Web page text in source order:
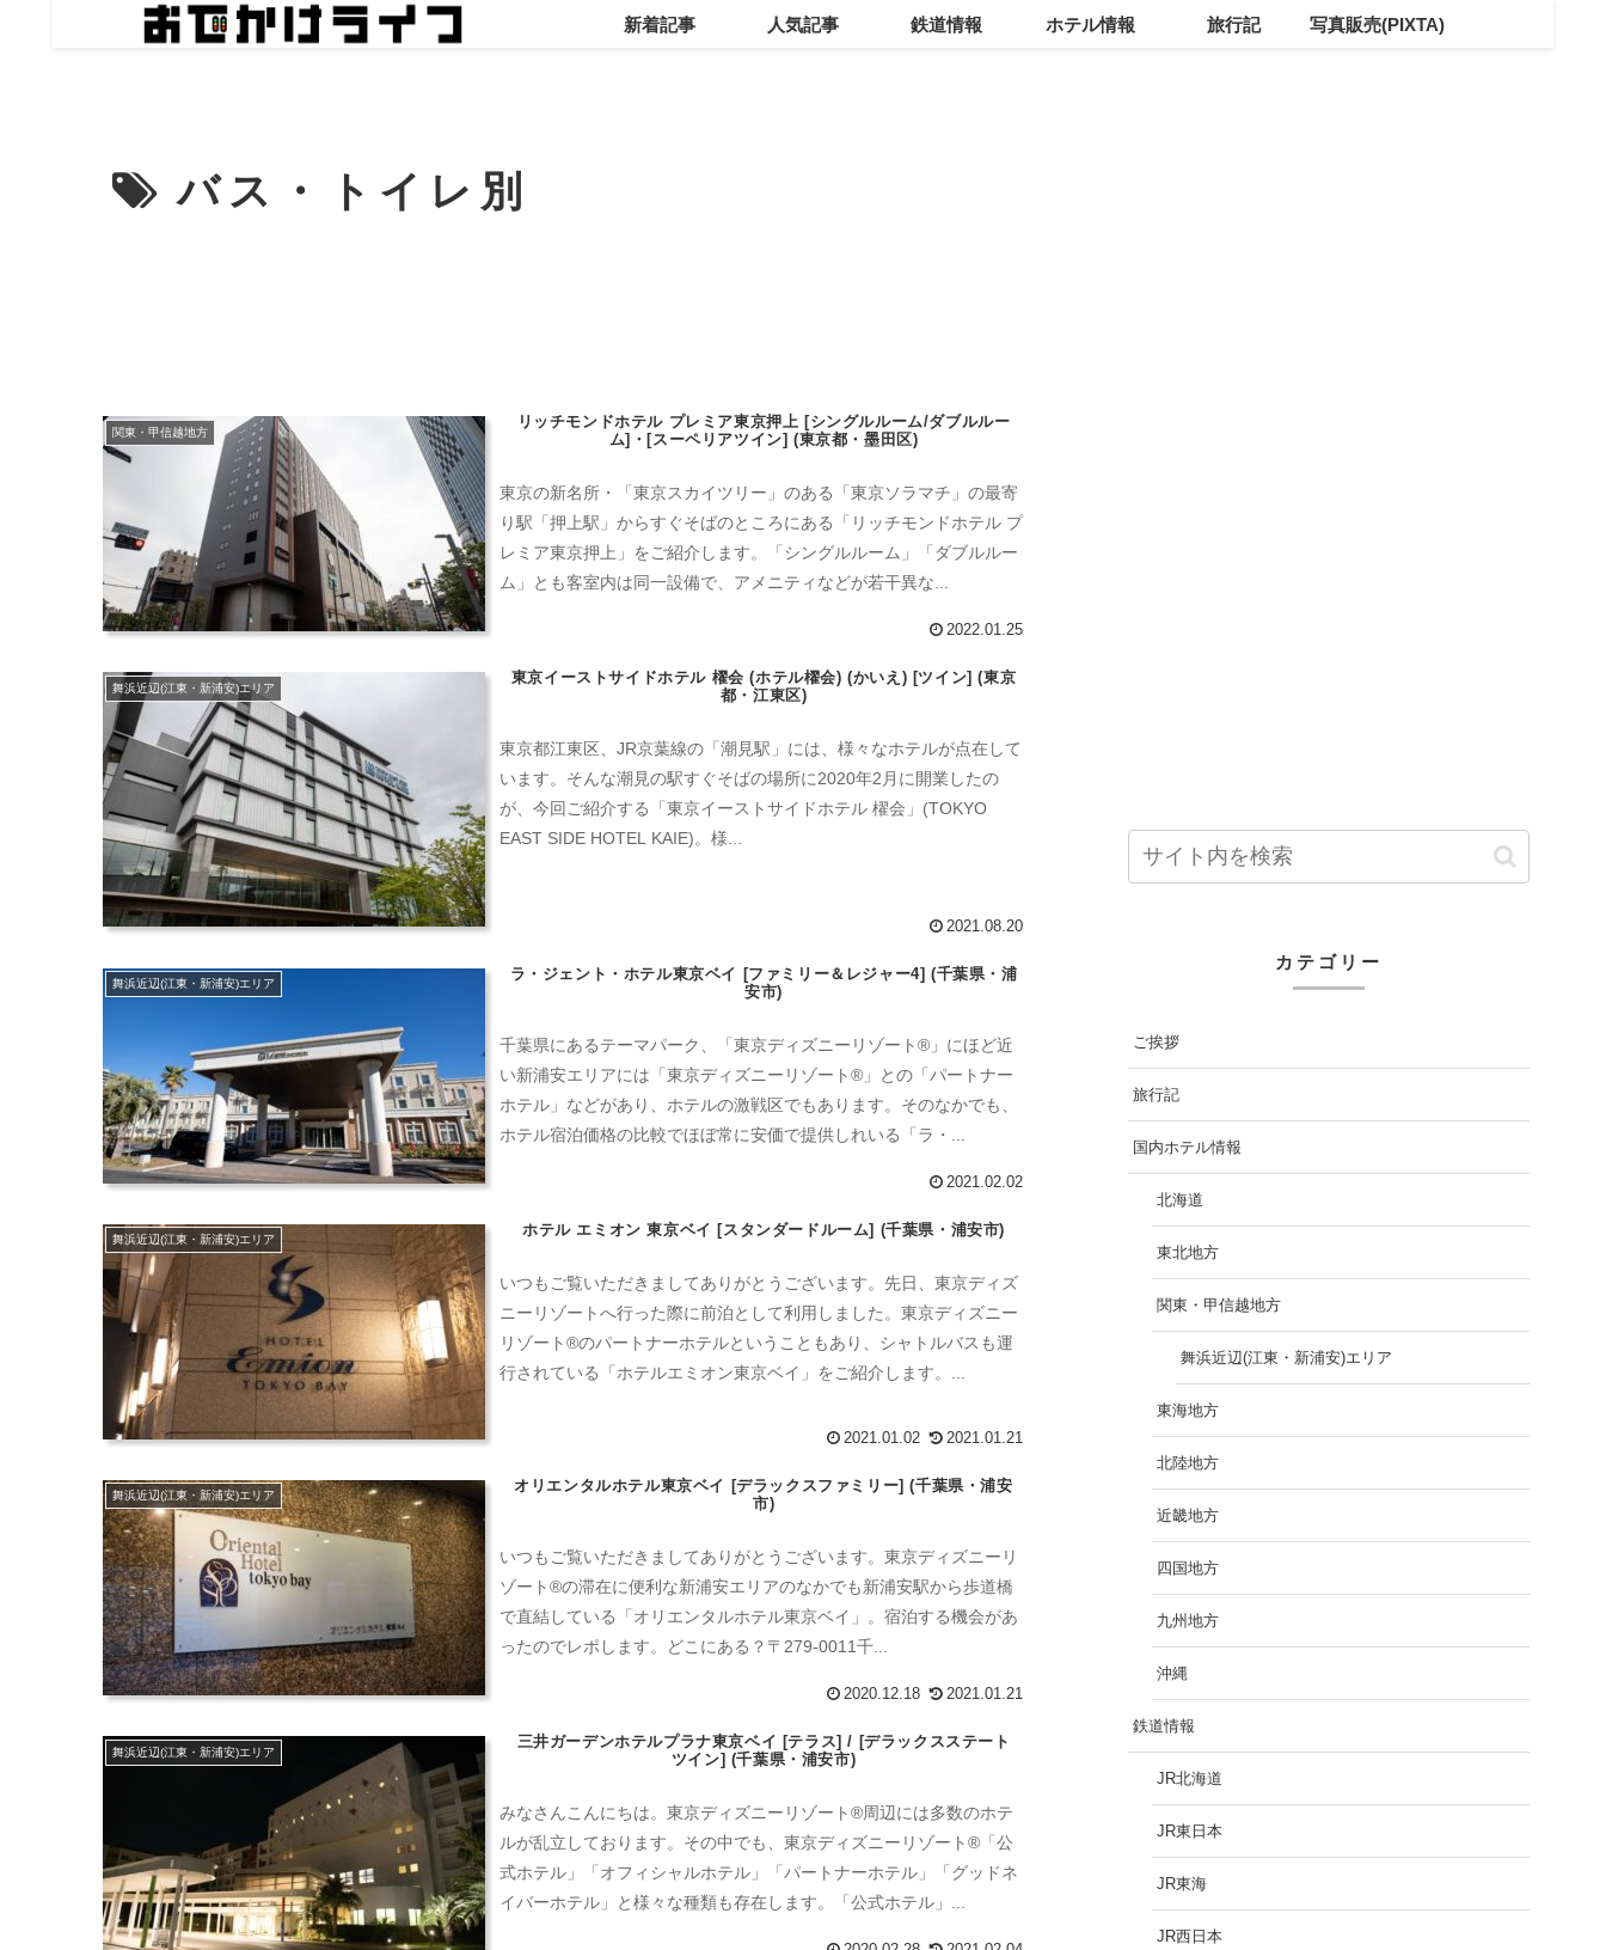
新着記事 人気記事 鉄道情報 ホテル情報 旅行記 写真販売(PIXTA)
バス・トイレ別
関東・甲信越地方
リッチモンドホテル プレミア東京押上 [シングルルーム/ダブルルー
ム]・[スーペリアツイン] (東京都・墨田区)
東京の新名所・「東京スカイツリー」のある「東京ソラマチ」の最寄
り駅「押上駅」からすぐそばのところにある「リッチモンドホテル プ
レミア東京押上」をご紹介します。「シングルルーム」「ダブルルー
ム」とも客室内は同一設備で、アメニティなどが若干異な...
2022.01.25
舞浜近辺(江東・新浦安)エリア
東京イーストサイドホテル 櫂会 (ホテル櫂会) (かいえ) [ツイン] (東京
都・江東区)
東京都江東区、JR京葉線の「潮見駅」には、様々なホテルが点在して
います。そんな潮見の駅すぐそばの場所に2020年2月に開業したの
が、今回ご紹介する「東京イーストサイドホテル 櫂会」(TOKYO
EAST SIDE HOTEL KAIE)。様...
2021.08.20
舞浜近辺(江東・新浦安)エリア
ラ・ジェント・ホテル東京ベイ [ファミリー＆レジャー4] (千葉県・浦
安市)
千葉県にあるテーマパーク、「東京ディズニーリゾート®」にほど近
い新浦安エリアには「東京ディズニーリゾート®」との「パートナー
ホテル」などがあり、ホテルの激戦区でもあります。そのなかでも、
ホテル宿泊価格の比較でほぼ常に安価で提供しれいる「ラ・...
2021.02.02
舞浜近辺(江東・新浦安)エリア
ホテル エミオン 東京ベイ [スタンダードルーム] (千葉県・浦安市)
いつもご覧いただきましてありがとうございます。先日、東京ディズ
ニーリゾートへ行った際に前泊として利用しました。東京ディズニー
リゾート®のパートナーホテルということもあり、シャトルバスも運
行されている「ホテルエミオン東京ベイ」をご紹介します。...
2021.01.02 2021.01.21
舞浜近辺(江東・新浦安)エリア
オリエンタルホテル東京ベイ [デラックスファミリー] (千葉県・浦安
市)
いつもご覧いただきましてありがとうございます。東京ディズニーリ
ゾート®︎の滞在に便利な新浦安エリアのなかでも新浦安駅から歩道橋
で直結している「オリエンタルホテル東京ベイ」。宿泊する機会があ
ったのでレポします。どこにある？〒279-0011千...
2020.12.18 2021.01.21
舞浜近辺(江東・新浦安)エリア
三井ガーデンホテルプラナ東京ベイ [テラス] / [デラックスステート
ツイン] (千葉県・浦安市)
みなさんこんにちは。東京ディズニーリゾート®周辺には多数のホテ
ルが乱立しております。その中でも、東京ディズニーリゾート®「公
式ホテル」「オフィシャルホテル」「パートナーホテル」「グッドネ
イバーホテル」と様々な種類も存在します。「公式ホテル」...
カテゴリー
ご挨拶
旅行記
国内ホテル情報
北海道
東北地方
関東・甲信越地方
舞浜近辺(江東・新浦安)エリア
東海地方
北陸地方
近畿地方
四国地方
九州地方
沖縄
鉄道情報
JR北海道
JR東日本
JR東海
JR西日本